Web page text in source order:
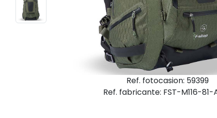
Ref. fotocasion: 59399
Ref. fabricante: FST-M116-81-